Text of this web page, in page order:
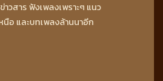
สาร ฟังเพลงเพราะๆ แนว
อ และบทเพลงล้านนาอีก